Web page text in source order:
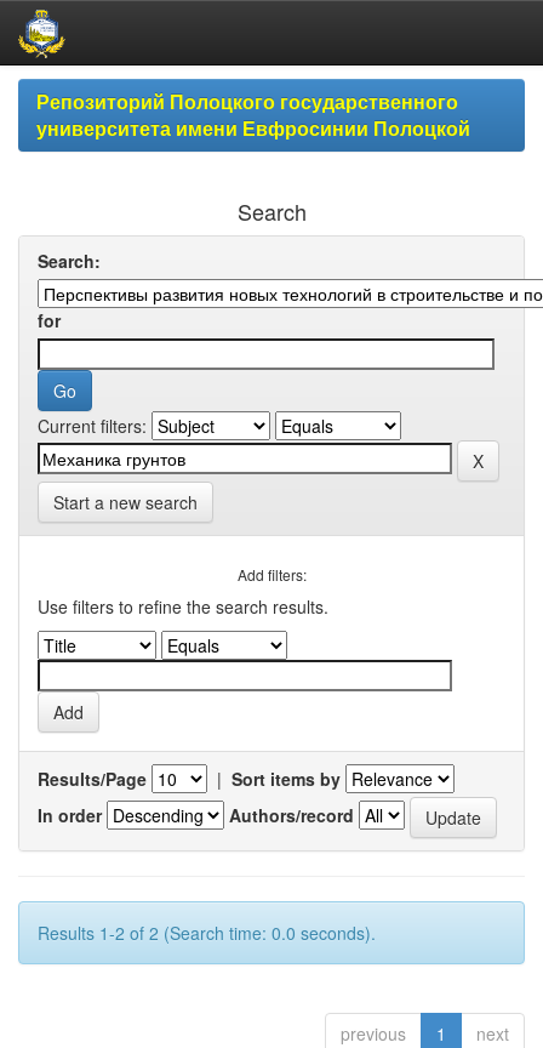
Skip
navigationРепозиторий Полоцкого государственного
университета имени Евфросинии Полоцкой
Search
Search:
for
Current filters:
Start a new search
Add filters:
Use filters to refine the search results.
Results/Page | Sort items by
In order
Authors/record
Results 1-2 of 2 (Search time: 0.0 seconds).
previous 1 next